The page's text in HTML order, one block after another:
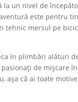
un nivel de
este pentru
tehnic mersul pe
în plimbări alături
de mișcare
că ai toate